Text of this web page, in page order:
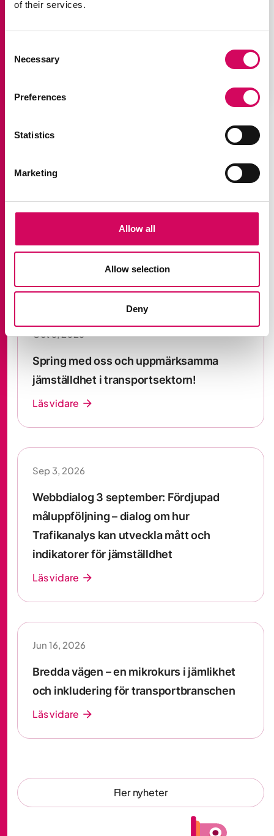
of their services.
Selection
Necessary
Preferences
Statistics
Marketing
Allow all
Allow selection
Deny
Som medlem får du möjlighet att träffa andra
med intresse av att driva jämställdhetsfrågor
Nätverket ordnar nätverksträffar på olika
Aktuellt
Våra senaste nyheter och
Här kan du läsa om nätverkets senaste aktiviteter och
Oct 3, 2026
Spring med oss och uppmärksamma
jämställdhet i transportsektorn!
Läs vidare arrow_forward
Sep 3, 2026
Webbdialog 3 september: Fördjupad
måluppföljning – dialog om hur
Trafikanalys kan utveckla mått och
indikatorer för jämställdhet
Läs vidare arrow_forward
Jun 16, 2026
Bredda vägen – en mikrokurs i jämlikhet
och inkludering för transportbranschen
Läs vidare arrow_forward
Fler nyheter